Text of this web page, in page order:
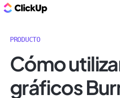
PRODUCTO
Cómo
gráficos